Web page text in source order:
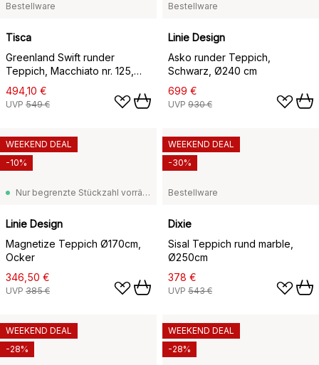
Bestellware
Tisca
Greenland Swift runder
Teppich, Macchiato nr. 125,
Ø170 cm
494,10 €
UVP 549 €
Bestellware
Linie Design
Asko runder Teppich,
Schwarz, Ø240 cm
699 €
UVP 930 €
Nur begrenzte Stückzahl vorrätig
Linie Design
Magnetize Teppich Ø170cm,
Ocker
346,50 €
UVP 385 €
WEEKEND DEAL
-10%
Bestellware
Dixie
Sisal Teppich rund marble,
Ø250cm
378 €
UVP 543 €
WEEKEND DEAL
-30%
WEEKEND DEAL
-28%
WEEKEND DEAL
-28%